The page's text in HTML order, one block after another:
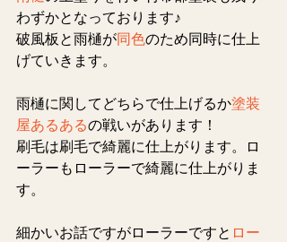
わずかとなっております♪
破風板と雨樋が同色のため同時に仕上
げていきます。
雨樋に関してどちらで仕上げるか塗装
屋あるあるの戦いがあります！
刷毛は刷毛で綺麗に仕上がります。ロ
ーラーもローラーで綺麗に仕上がりま
す。
細かいお話ですがローラーですと ロー